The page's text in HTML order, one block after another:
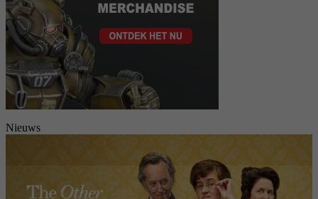
Nieuws